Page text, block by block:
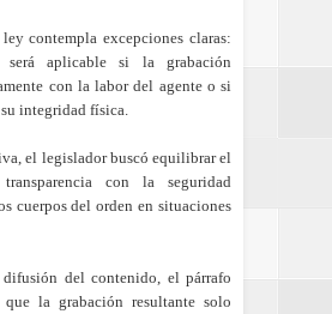
contempla excepciones claras:
aplicable si la grabación
con la labor del agente o si
integridad física.
el legislador buscó equilibrar el
con la seguridad
cuerpos del orden en situaciones
del contenido, el párrafo
que la grabación resultante solo